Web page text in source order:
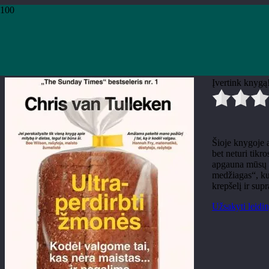
Pradžia
Chris van Tulleken
Įvertink knygą!
Šioje knygoje
bet neturi
apgauna
medžiagas“,
krepšelį ir
Užsakyti